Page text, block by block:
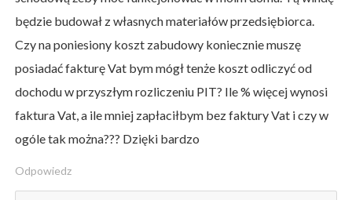
będzie budował z własnych materiałów przedsiębiorca.
Czy na poniesiony koszt zabudowy koniecznie muszę
posiadać fakturę Vat bym mógł tenże koszt odliczyć od
dochodu w przyszłym rozliczeniu PIT? Ile % więcej wynosi
faktura Vat, a ile mniej zapłaciłbym bez faktury Vat i czy w
ogóle tak można??? Dzięki bardzo
Odpowiedz